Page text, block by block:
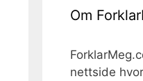
Om
nettside